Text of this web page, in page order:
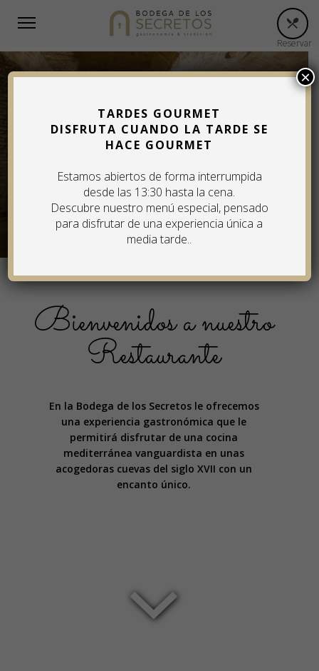
Reservar
Bienvenidos a nuestro
Restaurante
En la Bodega de los Secretos le ofrecemos
una experiencia gastronómica que le
permitirá disfrutar de una cocina
mediterránea vanguardista en unas
acogedoras cuevas del siglo XVII con un
encanto único.
TARDES GOURMET
DISFRUTA CUANDO LA TARDE SE
HACE GOURMET
Estamos abiertos de forma interrumpida
desde las 13:30 hasta la cena.
Descubre nuestro menú especial, pensado
para disfrutar de una experiencia única a
media tarde..
×